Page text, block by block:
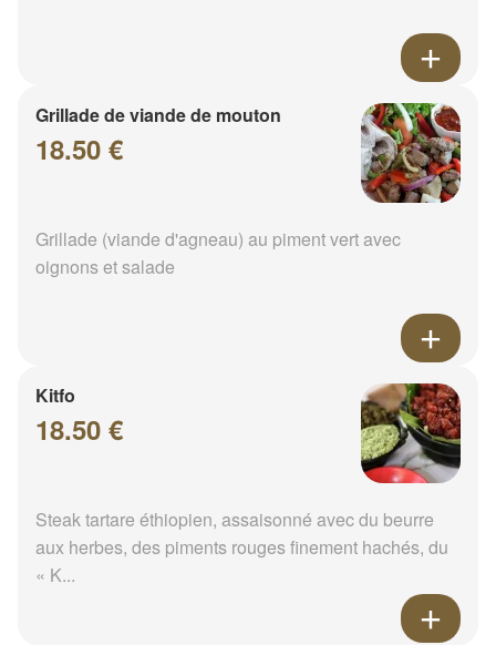
Grillade de viande de mouton
18.50 €
Grillade (viande d'agneau) au piment vert avec
oignons et salade
Kitfo
18.50 €
Steak tartare éthiopien, assaisonné avec du beurre
aux herbes, des piments rouges finement hachés, du
« K...